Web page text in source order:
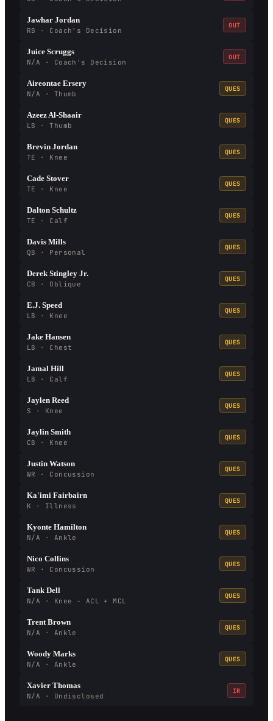
Jawhar Jordan
RB · Coach's Decision
OUT
Juice Scruggs
N/A · Coach's Decision
OUT
Aireontae Ersery
N/A · Thumb
QUES
Azeez Al-Shaair
LB · Thumb
QUES
Brevin Jordan
TE · Knee
QUES
Cade Stover
TE · Knee
QUES
Dalton Schultz
TE · Calf
QUES
Davis Mills
QB · Personal
QUES
Derek Stingley Jr.
CB · Oblique
QUES
E.J. Speed
LB · Knee
QUES
Jake Hansen
LB · Chest
QUES
Jamal Hill
LB · Calf
QUES
Jaylen Reed
S · Knee
QUES
Jaylin Smith
CB · Knee
QUES
Justin Watson
WR · Concussion
QUES
Ka'imi Fairbairn
K · Illness
QUES
Kyonte Hamilton
N/A · Ankle
QUES
Nico Collins
WR · Concussion
QUES
Tank Dell
N/A · Knee - ACL + MCL
QUES
Trent Brown
N/A · Ankle
QUES
Woody Marks
N/A · Ankle
QUES
Xavier Thomas
N/A · Undisclosed
IR